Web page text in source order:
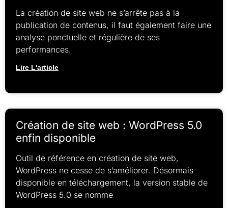
La création de site web ne s’arrête pas à la
publication de contenus, il faut également faire une
analyse ponctuelle et régulière de ses
performances.
Lire L'article
Création de site web : WordPress 5.0
enfin disponible
Outil de référence en création de site web,
WordPress ne cesse de s’améliorer. Désormais
disponible en téléchargement, la version stable de
WordPress 5.0 se nomme